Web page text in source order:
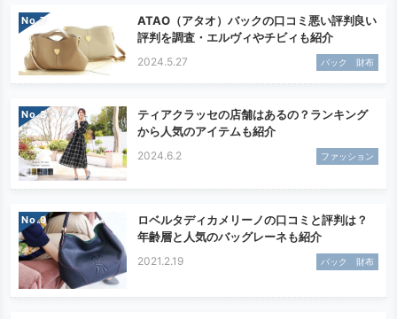
No.
ATAO（アタオ）バックの口コミ悪い評判良い
評判を調査・エルヴィやチビィも紹介
2024.5.27 バック 財布
No.
ティアクラッセの店舗はあるの？ランキング
から人気のアイテムも紹介
2024.6.2 ファッション
No.
ロベルタディカメリーノの口コミと評判は？
年齢層と人気のバッグレーネも紹介
2021.2.19 バック 財布